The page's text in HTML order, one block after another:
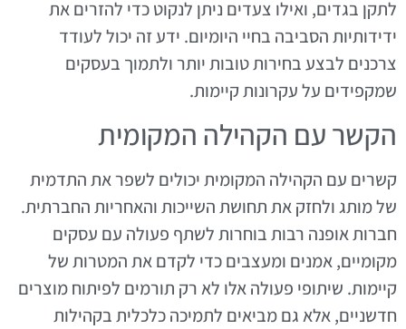
לתקן בגדים, ואילו צעדים ניתן לנקוט כדי להזרים את
ידידותיות הסביבה בחיי היומיום. ידע זה יכול לעודד
צרכנים לבצע בחירות טובות יותר ולתמוך בעסקים
שמקפידים על עקרונות קיימות.
הקשר עם הקהילה המקומית
קשרים עם הקהילה המקומית יכולים לשפר את התדמית
של מותג ולחזק את תחושת השייכות והאחריות החברתית.
חברות אופנה רבות בוחרות לשתף פעולה עם עסקים
מקומיים, אמנים ומעצבים כדי לקדם את המטרות של
קיימות. שיתופי פעולה אלו לא רק תורמים לפיתוח מוצרים
חדשניים, אלא גם מביאים לתמיכה כלכלית בקהילות